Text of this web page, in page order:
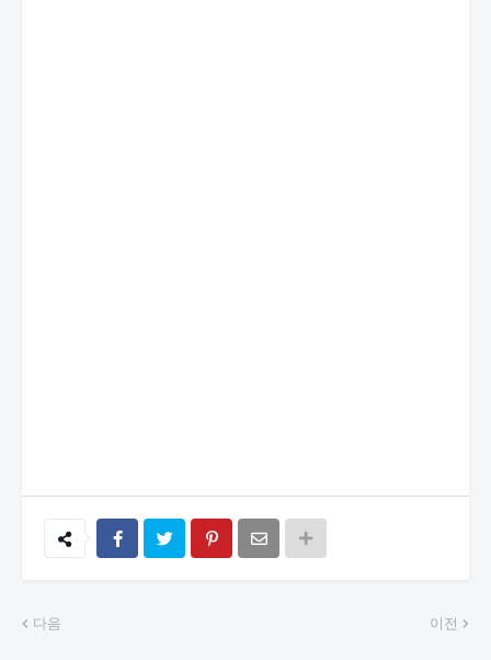
다음 이전